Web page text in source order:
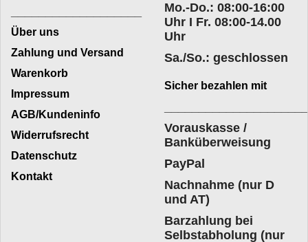
Mo.-Do.: 08:00-16:00
Uhr I Fr. 08:00-14.00
Uhr
Sa./So.: geschlossen
Über uns
Zahlung und Versand
Warenkorb
Impressum
AGB/Kundeninfo
Widerrufsrecht
Datenschutz
Kontakt
Sicher bezahlen mit
Vorauskasse /
Banküberweisung
PayPal
Nachnahme (nur D
und AT)
Barzahlung bei
Selbstabholung (nur